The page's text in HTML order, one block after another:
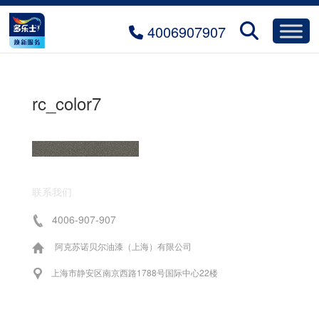
4006907907
rc_color7
联系我们
4006-907-907
阿克苏诺贝尔油漆（上海）有限公司
上海市静安区南京西路1788号国际中心22楼